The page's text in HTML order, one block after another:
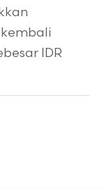
IDR